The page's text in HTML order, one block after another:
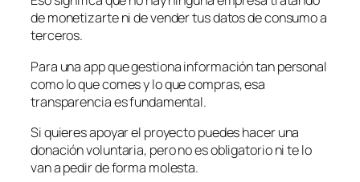
de monetizarte ni de vender tus datos de consumo a
terceros.
Para una app que gestiona información tan personal
como lo que comes y lo que compras, esa
transparencia es fundamental.
Si quieres apoyar el proyecto puedes hacer una
donación voluntaria, pero no es obligatorio ni te lo
van a pedir de forma molesta.